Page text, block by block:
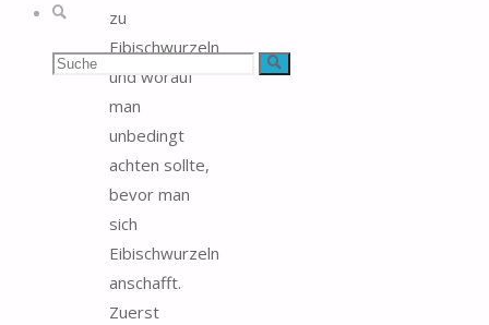
Suche
Suchen Suche
zu
Eibischwurzeln
und worauf
man
unbedingt
achten sollte,
bevor man
sich
Eibischwurzeln
anschafft.
Zuerst